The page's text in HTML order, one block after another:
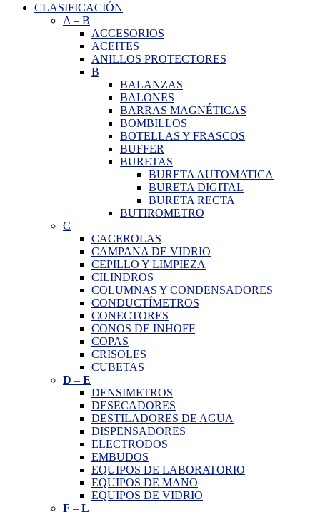
CLASIFICACIÓN
A – B
ACCESORIOS
ACEITES
ANILLOS PROTECTORES
B
BALANZAS
BALONES
BARRAS MAGNÉTICAS
BOMBILLOS
BOTELLAS Y FRASCOS
BUFFER
BURETAS
BURETA AUTOMATICA
BURETA DIGITAL
BURETA RECTA
BUTIROMETRO
C
CACEROLAS
CAMPANA DE VIDRIO
CEPILLO Y LIMPIEZA
CILINDROS
COLUMNAS Y CONDENSADORES
CONDUCTÍMETROS
CONECTORES
CONOS DE INHOFF
COPAS
CRISOLES
CUBETAS
D – E
DENSIMETROS
DESECADORES
DESTILADORES DE AGUA
DISPENSADORES
ELECTRODOS
EMBUDOS
EQUIPOS DE LABORATORIO
EQUIPOS DE MANO
EQUIPOS DE VIDRIO
F – L